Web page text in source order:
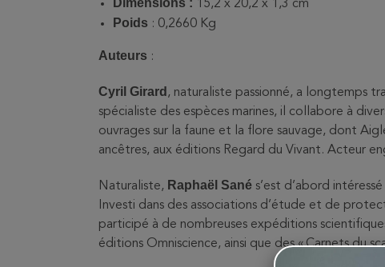
Dimensions : 15,2 x 20,2 x 1,3 cm
Poids : ‎ 0,2660 Kg
Auteurs :
Cyril Girard , naturaliste passionné, a longtemps
spécialiste des espèces marines, il collabore à
ouvrages sur la faune et la flore sauvage, dont
ancêtres, aux éditions Regard du Vivant. Acteur
Naturaliste, Raphaël Sané s’est d’abord
Investi dans des associations d’étude et de
participé à de nombreuses expéditions
éditions Omniscience, ainsi que des « Carnets du